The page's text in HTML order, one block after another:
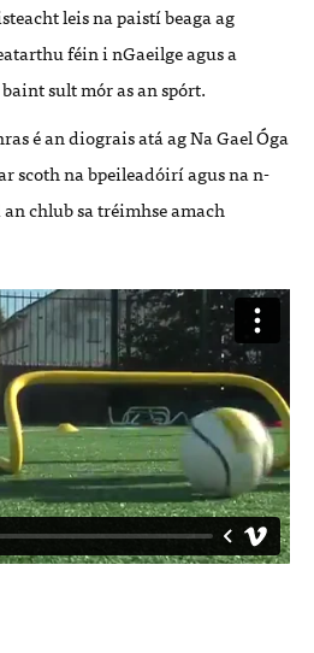
leis na paistí beaga ag
féin i nGaeilge agus a
sult mór as an spórt.
é an diograis atá ag Na Gael Óga
scoth na bpeileadóirí agus na n-
chlub sa tréimhse amach